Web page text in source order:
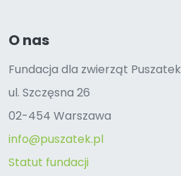
O nas
Fundacja dla zwierząt Puszatek
ul. Szczęsna 26
02-454 Warszawa
info@puszatek.pl
Statut fundacji